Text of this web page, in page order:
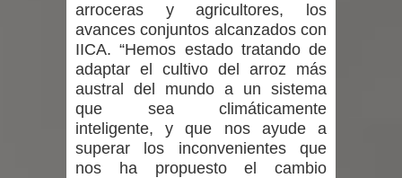
arroceras y agricultores, los
avances conjuntos alcanzados con
IICA. “Hemos estado tratando de
adaptar el cultivo del arroz más
austral del mundo a un sistema
que sea climáticamente
inteligente, y que nos ayude a
superar los inconvenientes que
nos ha propuesto el cambio